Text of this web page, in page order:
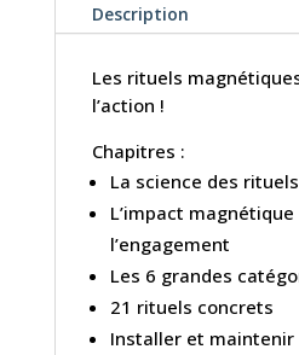
Description
Les rituels
l’action !
Chapitres :
La science des rituels
L’impact
l’engagement
Les 6 grandes
21 rituels concrets
Installer et maintenir